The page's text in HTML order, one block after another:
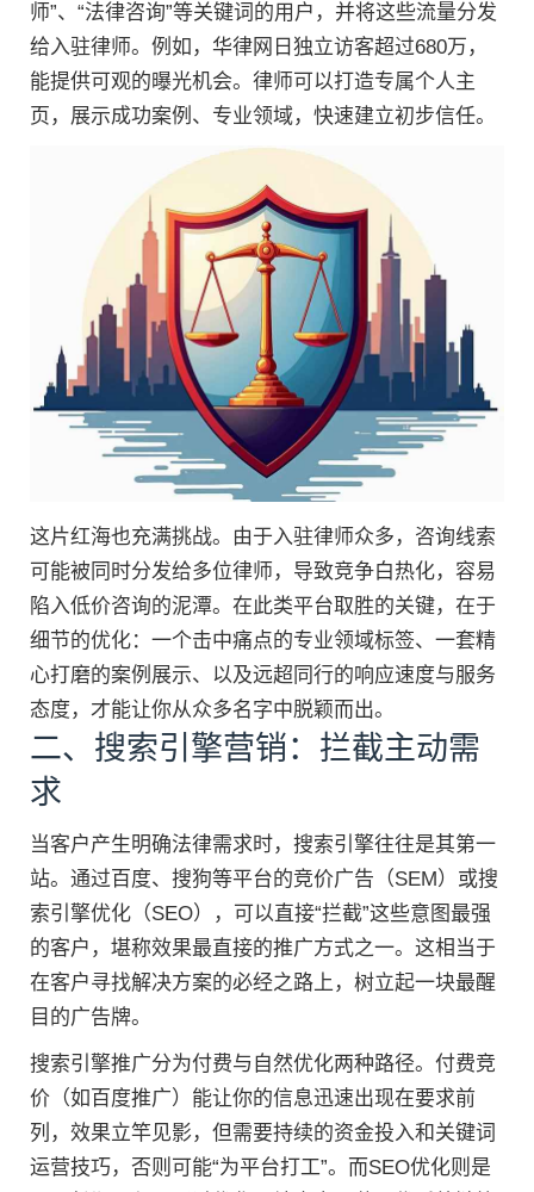
师”、“法律咨询”等关键词的用户，并将这些流量分发
给入驻律师。例如，华律网日独立访客超过680万，
能提供可观的曝光机会。律师可以打造专属个人主
页，展示成功案例、专业领域，快速建立初步信任。
这片红海也充满挑战。由于入驻律师众多，咨询线索
可能被同时分发给多位律师，导致竞争白热化，容易
陷入低价咨询的泥潭。在此类平台取胜的关键，在于
细节的优化：一个击中痛点的专业领域标签、一套精
心打磨的案例展示、以及远超同行的响应速度与服务
态度，才能让你从众多名字中脱颖而出。
二、搜索引擎营销：拦截主动需
求
当客户产生明确法律需求时，搜索引擎往往是其第一
站。通过百度、搜狗等平台的竞价广告（SEM）或搜
索引擎优化（SEO），可以直接“拦截”这些意图最强
的客户，堪称效果最直接的推广方式之一。这相当于
在客户寻找解决方案的必经之路上，树立起一块最醒
目的广告牌。
搜索引擎推广分为付费与自然优化两种路径。付费竞
价（如百度推广）能让你的信息迅速出现在要求前
列，效果立竿见影，但需要持续的资金投入和关键词
运营技巧，否则可能“为平台打工”。而SEO优化则是